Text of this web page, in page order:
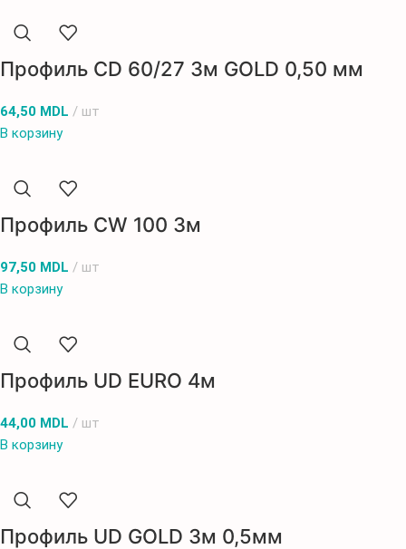
Профиль CD 60/27 3м GOLD 0,50 мм
64,50 MDL
шт
В корзину
Профиль CW 100 3м
97,50 MDL
шт
В корзину
Профиль UD EURO 4м
44,00 MDL
шт
В корзину
Профиль UD GOLD 3м 0,5мм